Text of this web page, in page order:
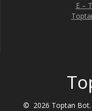
E –
© 2026 Toptan Bot.